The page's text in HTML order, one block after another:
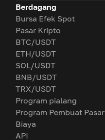
Berdagang
Bursa Efek Spot
Pasar Kripto
BTC/USDT
ETH/USDT
SOL/USDT
BNB/USDT
TRX/USDT
Program pialang
Program Pembuat Pasar
Biaya
API